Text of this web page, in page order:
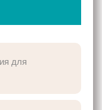
для